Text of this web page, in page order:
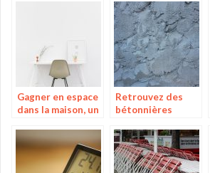
vos travaux de
bricolage
Gagner en espace
dans la maison, un
Retrouvez des
bétonnières
le web